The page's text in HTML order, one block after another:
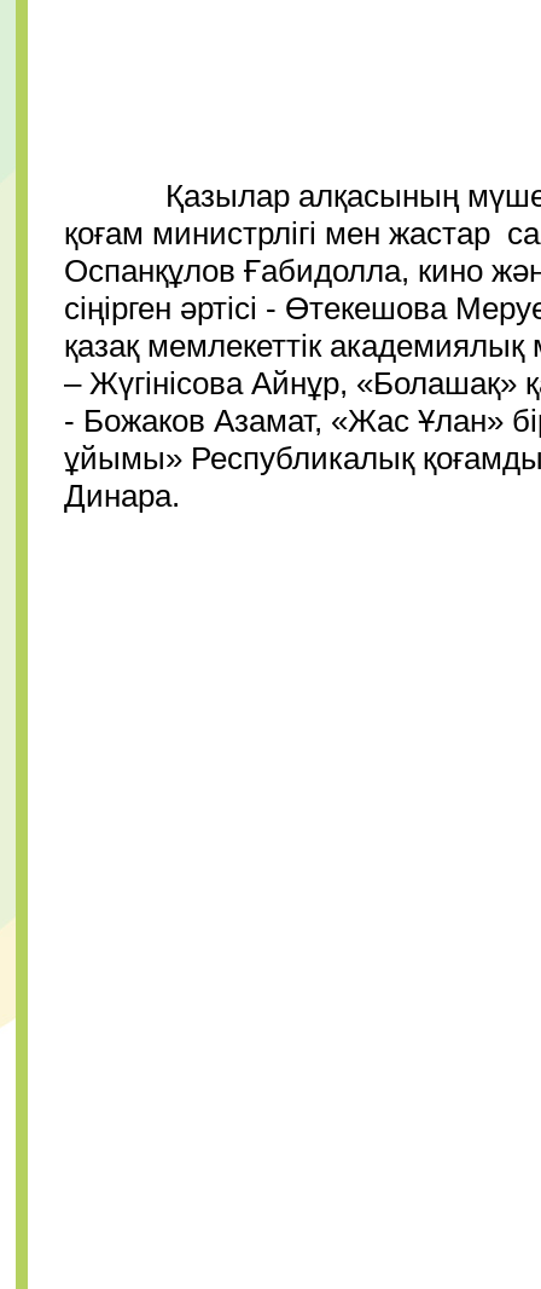
Қазылар алқасының
қоғам министрлігі мен жастар
Оспанқұлов Ғабидолла, кино
сіңірген әртісі - Өтекешова
қазақ мемлекеттік
– Жүгінісова Айнұр,
- Божаков Азамат, «Жас Ұлан»
ұйымы» Республикалық
Динара.